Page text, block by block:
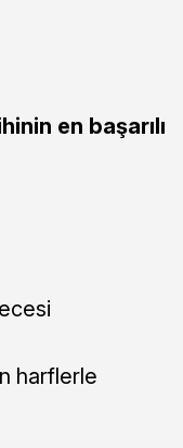
en başarılı
harflerle